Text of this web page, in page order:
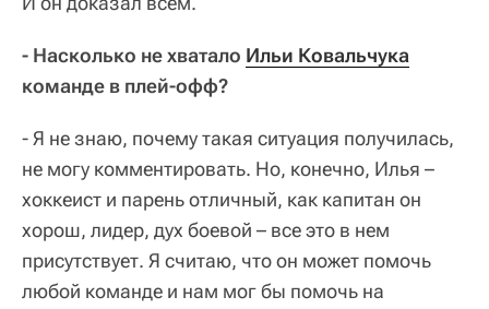
- Насколько не хватало Ильи Ковальчука
команде в плей-офф?
- Я не знаю, почему такая ситуация получилась,
не могу комментировать. Но, конечно, Илья –
хоккеист и парень отличный, как капитан он
хорош, лидер, дух боевой – все это в нем
присутствует. Я считаю, что он может помочь
любой команде и нам мог бы помочь на